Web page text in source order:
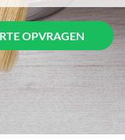
OPVRAGEN